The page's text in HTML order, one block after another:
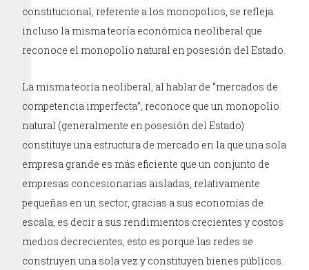
constitucional, referente a los monopolios, se refleja
incluso la misma teoría económica neoliberal que
reconoce el monopolio natural en posesión del Estado.
La misma teoría neoliberal, al hablar de “mercados de
competencia imperfecta”, reconoce que un monopolio
natural (generalmente en posesión del Estado)
constituye una estructura de mercado en la que una sola
empresa grande es más eficiente que un conjunto de
empresas concesionarias aisladas, relativamente
pequeñas en un sector, gracias a sus economías de
escala, es decir a sus rendimientos crecientes y costos
medios decrecientes, esto es porque las redes se
construyen una sola vez y constituyen bienes públicos.